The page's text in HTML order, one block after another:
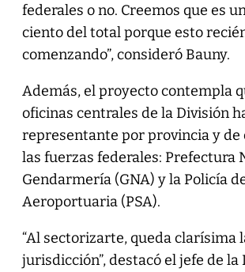
federales o no. Creemos que es
ciento del total porque esto
comenzando”, consideró Bauny.
Además, el proyecto contempla
oficinas centrales de la División
representante por provincia y de
las fuerzas federales: Prefectura
Gendarmería (GNA) y la Policía
Aeroportuaria (PSA).
“Al sectorizarte, queda clarísima
jurisdicción”, destacó el jefe de la